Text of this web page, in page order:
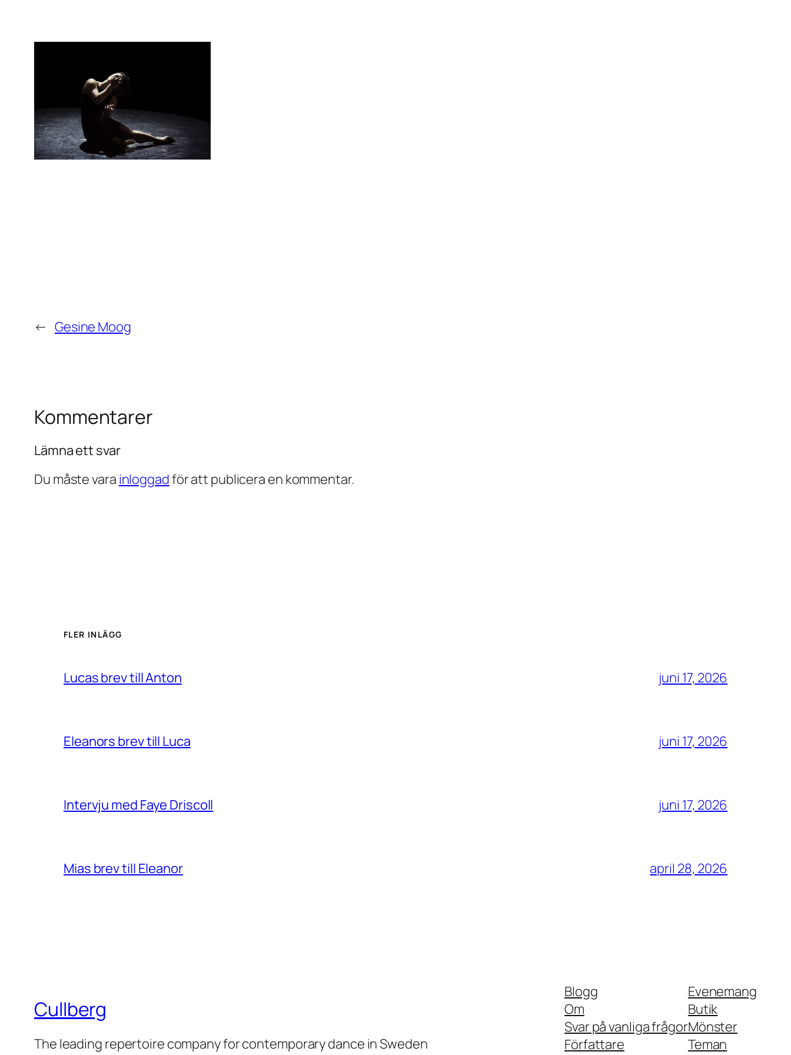
← Gesine Moog
Kommentarer
Lämna ett svar
Du måste vara inloggadför att publicera en kommentar.
FLER INLÄGG
Lucas brev till Anton juni 17, 2026
Eleanors brev till Luca juni 17, 2026
Intervju med Faye Driscoll juni 17, 2026
Mias brev till Eleanor april 28, 2026
Cullberg
The leading repertoire company for contemporary dance in Sweden
Blogg
Om
Svar på vanliga frågor
Författare
Evenemang
Butik
Mönster
Teman